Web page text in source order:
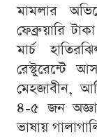
মামলার
ফেব্রুয়ারি
মার্চ
রেস্টুরেন্টে
মেহজাবীন,
৪-৫ জন
ভাষায়